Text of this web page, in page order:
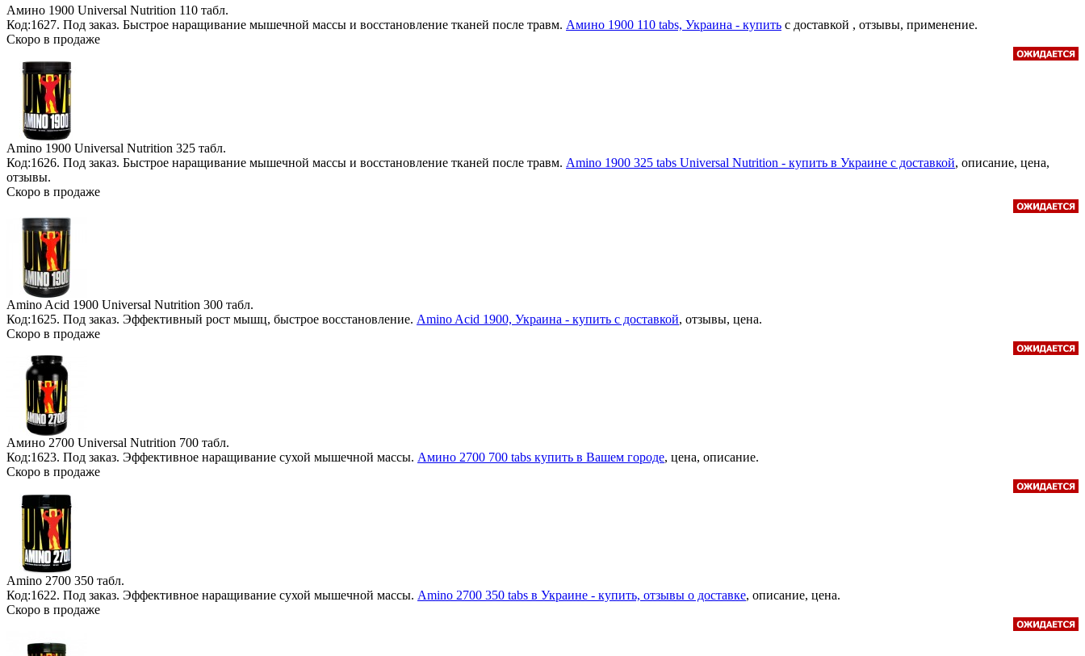
Амино 1900 Universal Nutrition 110 табл.
Код:1627. Под заказ. Быстрое наращивание мышечной массы и восстановление тканей после травм. Амино 1900 110 tabs, Украина - купить с доставкой , отзывы, применение.
Скоро в продаже
Amino 1900 Universal Nutrition 325 табл.
Код:1626. Под заказ. Быстрое наращивание мышечной массы и восстановление тканей после травм. Amino 1900 325 tabs Universal Nutrition - купить в Украине с доставкой, описание, цена,
отзывы.
Скоро в продаже
Amino Acid 1900 Universal Nutrition 300 табл.
Код:1625. Под заказ. Эффективный рост мышц, быстрое восстановление. Amino Acid 1900, Украина - купить с доставкой, отзывы, цена.
Скоро в продаже
Амино 2700 Universal Nutrition 700 табл.
Код:1623. Под заказ. Эффективное наращивание сухой мышечной массы. Амино 2700 700 tabs купить в Вашем городе, цена, описание.
Скоро в продаже
Amino 2700 350 табл.
Код:1622. Под заказ. Эффективное наращивание сухой мышечной массы. Amino 2700 350 tabs в Украине - купить, отзывы о доставке, описание, цена.
Скоро в продаже